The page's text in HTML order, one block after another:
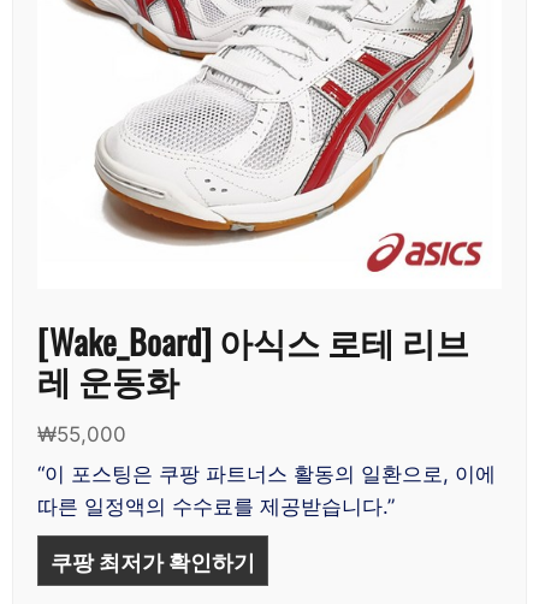
[Wake_Board] 아식스 로테 리브
레 운동화
₩55,000
“이 포스팅은 쿠팡 파트너스 활동의 일환으로, 이에
따른 일정액의 수수료를 제공받습니다.”
쿠팡 최저가 확인하기